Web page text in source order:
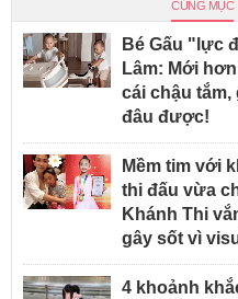
CÙNG MỤC
Bé Gấu "lực
Lâm: Mới
cái chậu
đâu được!
Mềm tim với
thi đấu vừa
Khánh Thi
gây sốt vì
4 khoảnh